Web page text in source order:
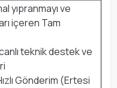
yıpranmayı ve
içeren Tam
teknik destek ve
Gönderim (Ertesi